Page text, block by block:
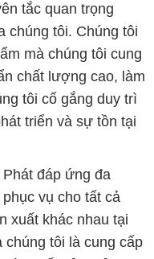
tắc quan trọng
chúng tôi. Chúng tôi
mà chúng tôi cung
chất lượng cao, làm
tôi cố gắng duy trì
triển và sự tồn tại
đáp ứng đa
vụ cho tất cả
xuất khác nhau tại
chúng tôi là cung cấp